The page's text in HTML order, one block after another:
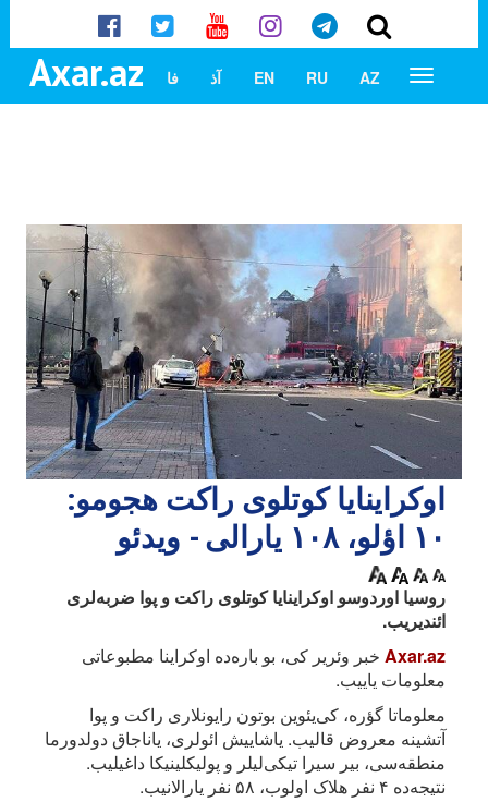
Axar.az AZ
RU
EN آذ فا
اوکراینایا کوتلوی راکت هجومو:
۱۰ اؤلو، ۱۰۸ یارالی - ویدئو
روسیا اوردوسو اوکراینایا کوتلوی راکت و پوا ضربه‌لری
ائندیریب.
Axar.az خبر وئریر کی، بو باره‌ده اوکراینا مطبوعاتی
معلومات یاییب.
معلوماتا گؤره، کی‌یئوین بوتون رایونلاری راکت و پوا
آتشینه معروض قالیب. یاشاییش ائولری، یاناجاق دولدورما
منطقه‌سی، بیر سیرا تیکی‌لیلر و پولیکلینیکا داغیلیب.
نتیجه‌ده ۴ نفر هلاک اولوب، ۵۸ نفر یارالانیب.